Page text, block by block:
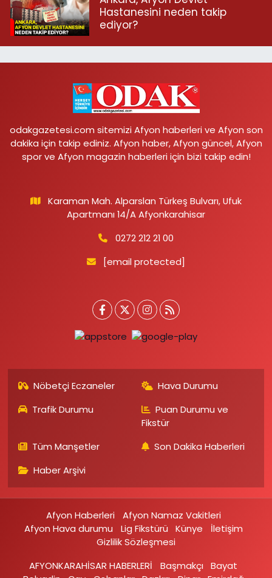
Hastanesini neden takip
ediyor?
odakgazetesi.com sitemizi Afyon haberleri ve Afyon son
dakika için takip ediniz. Afyon haber, Afyon güncel, Afyon
spor ve Afyon magazin haberleri için bizi takip edin!
Karaman Mah. Alparslan Türkeş Bulvarı, Ufuk
Apartmanı 14/A Afyonkarahisar
0272 212 21 00
[email protected]
Nöbetçi Eczaneler
Hava Durumu
Trafik Durumu
Puan Durumu ve
Fikstür
Tüm Manşetler
Son Dakika Haberleri
Haber Arşivi
Afyon Haberleri
Afyon Namaz Vakitleri
Afyon Hava durumu
Lig Fikstürü Künye
İletişim
Gizlilik Sözleşmesi
AFYONKARAHİSAR HABERLERİ
Başmakçı
Bayat